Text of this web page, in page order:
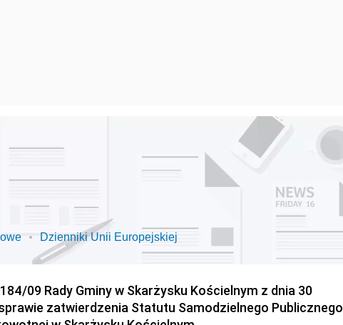
Dzienniki Unii Europejskiej
09 Rady Gminy w Skarżysku Kościelnym z dnia 30
zatwierdzenia Statutu Samodzielnego Publicznego